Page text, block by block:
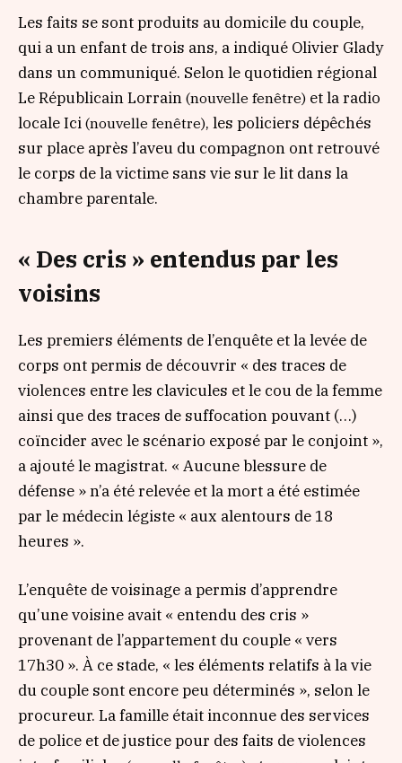
Les faits se sont produits au domicile du couple,
qui a un enfant de trois ans, a indiqué Olivier Glady
dans un communiqué. Selon le quotidien régional
Le Républicain Lorrain (nouvelle fenêtre) et la radio
locale Ici (nouvelle fenêtre), les policiers dépêchés
sur place après l’aveu du compagnon ont retrouvé
le corps de la victime sans vie sur le lit dans la
chambre parentale.
« Des cris » entendus par les
voisins
Les premiers éléments de l’enquête et la levée de
corps ont permis de découvrir « des traces de
violences entre les clavicules et le cou de la femme
ainsi que des traces de suffocation pouvant (…)
coïncider avec le scénario exposé par le conjoint »,
a ajouté le magistrat. « Aucune blessure de
défense »n’a été relevée et la mort a été estimée
par le médecin légiste « aux alentours de 18
heures ».
L’enquête de voisinage a permis d’apprendre
qu’une voisine avait « entendu des cris »
provenant de l’appartement du couple « vers
17h30 ». À ce stade, « les éléments relatifs à la vie
du couple sont encore peu déterminés », selon le
procureur. La famille était inconnue des services
de police et de justice pour des faits de violences